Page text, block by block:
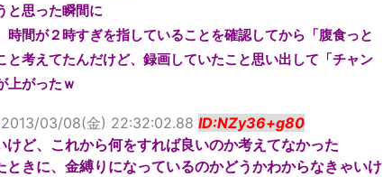
と思った瞬間に
間が２時すぎを指していることを確認してから「腹食っと
と考えてたんだけど、録画していたこと思い出して「チャン
上がったｗ
2013/03/08(金) 22:32:02.88 ID:NZy36+g80
ど、これから何をすれば良いのか考えてなかった
ときに、金縛りになっているのかどうかわからなきゃいけ